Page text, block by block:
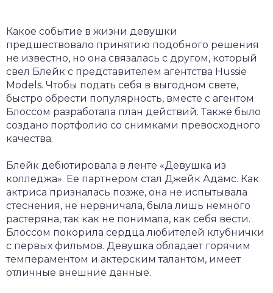
Какое событие в жизни девушки
предшествовало принятию подобного решения
не известно, но она связалась с другом, который
свел Блейк с представителем агентства Hussie
Models. Чтобы подать себя в выгодном свете,
быстро обрести популярность, вместе с агентом
Блоссом разработала план действий. Также было
создано портфолио со снимками превосходного
качества.
Блейк дебютировала в ленте «Девушка из
колледжа». Ее партнером стал Джейк Адамс. Как
актриса призналась позже, она не испытывала
стеснения, не нервничала, была лишь немного
растеряна, так как не понимала, как себя вести.
Блоссом покорила сердца любителей клубнички
с первых фильмов. Девушка обладает горячим
темпераментом и актерским талантом, имеет
отличные внешние данные.